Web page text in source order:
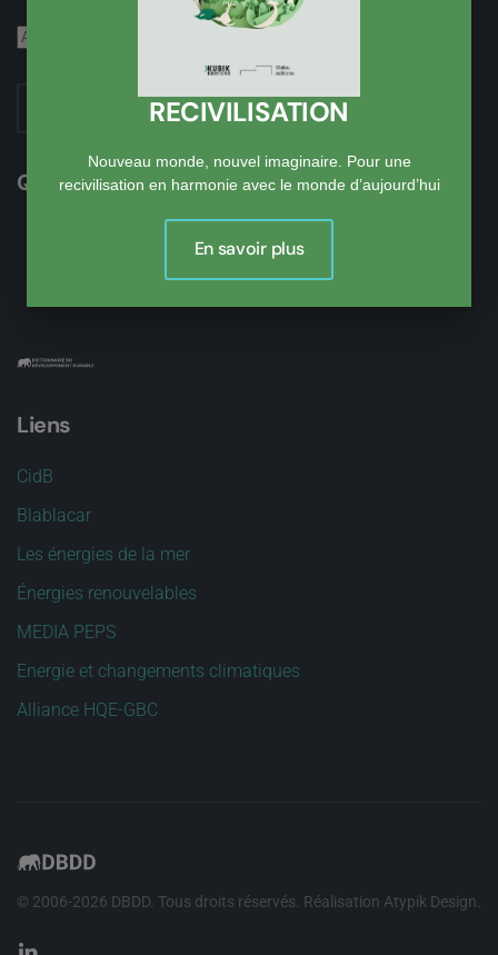
Qui sommes-nous ?
Liens
CidB
Blablacar
Les énergies de la mer
Énergies renouvelables
MEDIA PEPS
Energie et changements climatiques
Alliance HQE-GBC
© 2006-2026 DBDD. Tous droits réservés. Réalisation Atypik Design
RECIVILISATION
Nouveau monde, nouvel imaginaire. Pour une
recivilisation en harmonie avec le monde d’aujourd’hui
En savoir plus